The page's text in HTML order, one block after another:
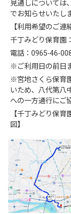
見通しについては
でお知らせいたし
【利用希望のご連
千丁みどり保育園
電話：0965-46-
※ご利用日の前日
※宮地さくら保育
いため、八代第八
への一方通行にご
【千丁みどり保
図】